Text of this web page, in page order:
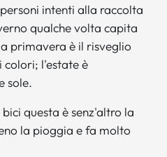
intenti alla raccolta
qualche volta capita
primavera è il risveglio
colori; l'estate è
sole.
questa è senz'altro la
la pioggia e fa molto